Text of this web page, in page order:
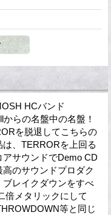
HCバンド
らの名盤中の名盤！
を脱退してこちらの
、TERRORを上回る
サウンドでDemo CD
のサウンドプロダク
レイクダウンをすべ
倍メタリックにして
等と同じ